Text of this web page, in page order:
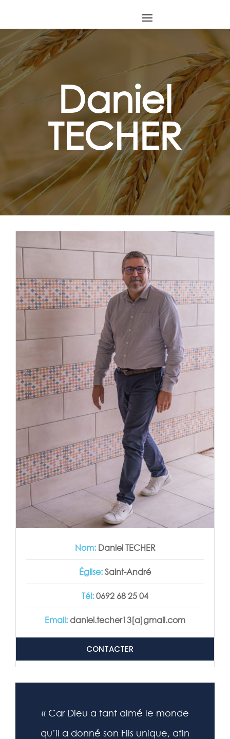
Daniel
TECHER
Nom: Daniel TECHER
Église:Saint-André
Tél:0692 68 25 04
Email: daniel.techer13[a]gmail.com
CONTACTER
« Car Dieu a tant aimé le monde
qu’il a donné son Fils unique, afin